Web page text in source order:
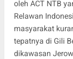
oleh ACT NTB
Relawan
masyarakat
tepatnya di Gili
dikawasan